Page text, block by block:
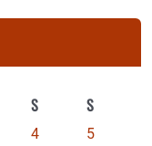
S S
4
5